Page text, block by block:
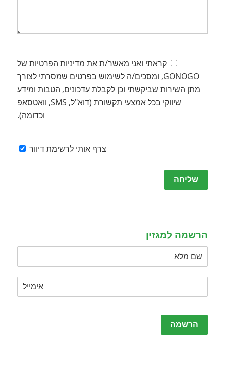
קראתי ואני מאשר/ת את מדיניות הפרטיות של
GONOGO, ומסכים/ה לשימוש בפרטים שמסרתי לצורך
מתן השירות שביקשתי וכן לקבלת עדכונים, הטבות ומידע
שיווקי בכל אמצעי תקשורת (דוא"ל, SMS, וואטסאפ
וכדומה).
צרף אותי לרשימת דיוור
Please
leave
הרשמה למגזין
Please
leave